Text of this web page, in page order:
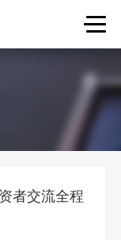
者交流全程